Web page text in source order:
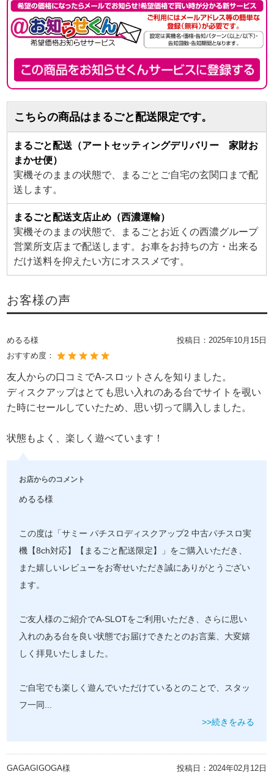
こちらの商品はまるごと配送限定です。
まるごと配送（アートセッティングデリバリー 家財お
まかせ便）
実機そのままの状態で、まるごとご自宅の玄関口まで配
送します。
まるごと配送支店止め（西濃運輸）
実機そのままの状態で、まるごとお近くの西濃グループ
営業所支店まで配送します。お車をお持ちの方・出来る
だけ送料を抑えたい方にオススメです。
お客様の声
めるる様 投稿日：2025年10月15日
おすすめ度：
友人からの口コミでA-スロットさんを知りました。
ディスクアップはとても思い入れのある台でサイトを覗い
た時にセールしていたため、思い切って購入しました。
状態もよく、楽しく遊べています！
お店からのコメント
めるる様
この度は「サミー パチスロディスクアップ2 中古パチスロ実
機【8ch対応】【まるごと配送限定】」をご購入いただき、
また嬉しいレビューをお寄せいただき誠にありがとうござい
ます。
ご友人様のご紹介でA-SLOTをご利用いただき、さらに思い
入れのある台を良い状態でお届けできたとのお言葉、大変嬉
しく拝見いたしました。
ご自宅でも楽しく遊んでいただけているとのことで、スタッ
フ一同 ...
>>続きをみる
GAGAGIGOGA様 投稿日：2024年02月12日